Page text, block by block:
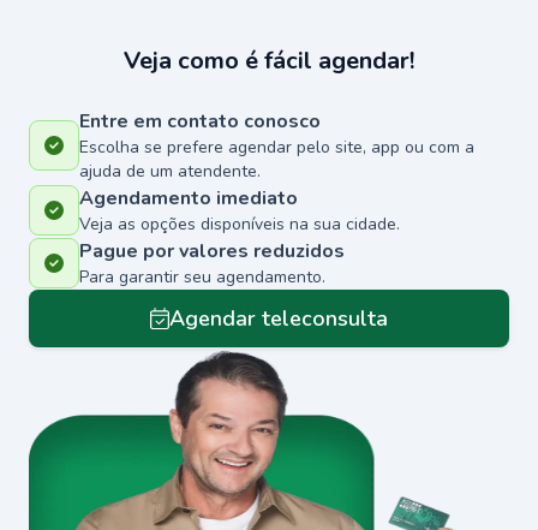
Veja como é fácil agendar!
Entre em contato conosco
Escolha se prefere agendar pelo site, app ou com a
ajuda de um atendente.
Agendamento imediato
Veja as opções disponíveis na sua cidade.
Pague por valores reduzidos
Para garantir seu agendamento.
Agendar teleconsulta